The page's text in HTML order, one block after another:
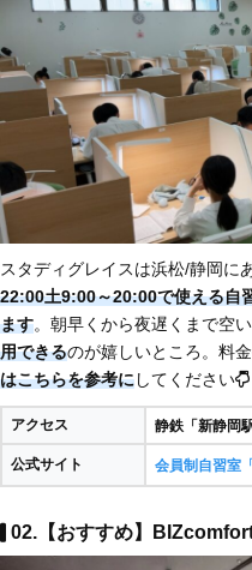
スタディグレイスは浜松/静岡に
22:00土9:00～20:00で使える自
ます。朝早くから夜遅くまで空い
用できるのが嬉しいところ。料
はこちらを参考にしてください
アクセス 静鉄「新静岡
公式サイト 会員制自習室
02.【おすすめ】